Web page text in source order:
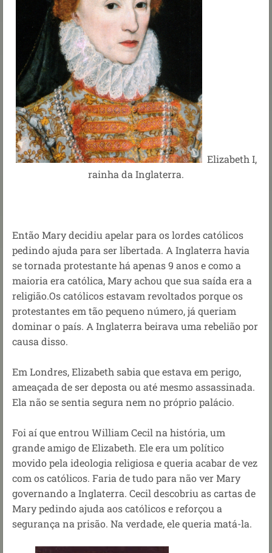
Elizabeth I,
rainha da Inglaterra.
Então Mary decidiu apelar para os lordes católicos
pedindo ajuda para ser libertada. A Inglaterra havia
se tornada protestante há apenas 9 anos e como a
maioria era católica, Mary achou que sua saída era a
religião.Os católicos estavam revoltados porque os
protestantes em tão pequeno número, já queriam
dominar o país. A Inglaterra beirava uma rebelião por
causa disso.
Em Londres, Elizabeth sabia que estava em perigo,
ameaçada de ser deposta ou até mesmo assassinada.
Ela não se sentia segura nem no próprio palácio.
Foi aí que entrou William Cecil na história, um
grande amigo de Elizabeth. Ele era um político
movido pela ideologia religiosa e queria acabar de vez
com os católicos. Faria de tudo para não ver Mary
governando a Inglaterra. Cecil descobriu as cartas de
Mary pedindo ajuda aos católicos e reforçou a
segurança na prisão. Na verdade, ele queria matá-la.